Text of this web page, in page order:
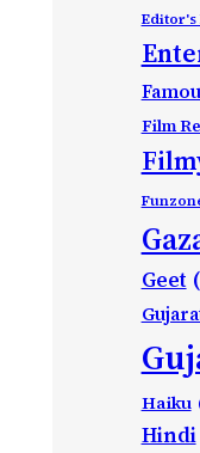
Editor's
Film
Geet
Haiku
Hindi